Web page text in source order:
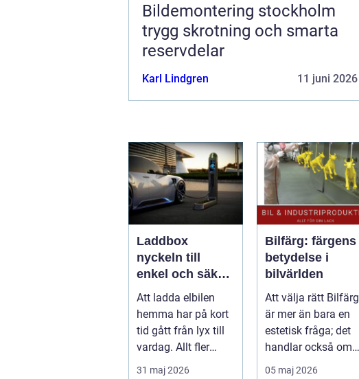
Bildemontering stockholm
trygg skrotning och smarta
reservdelar
Karl Lindgren 11 juni 2026
Laddbox
nyckeln till
enkel och säker
laddning hemma
Att ladda elbilen
hemma har på kort
tid gått från lyx till
vardag. Allt fler
inser hur smidigt
31 maj 2026
Bilfärg: färgens
betydelse i
bilvärlden
Att välja rätt Bilfärg
är mer än bara en
estetisk fråga; det
handlar också om
att förstå hur val av
05 maj 2026